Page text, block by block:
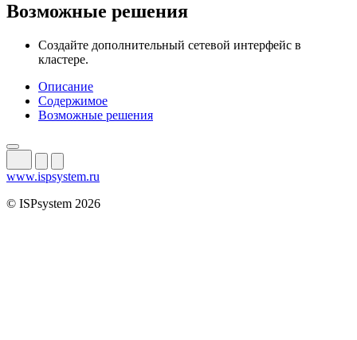
Возможные решения
Создайте дополнительный сетевой интерфейс в
кластере.
Описание
Содержимое
Возможные решения
www.ispsystem.ru
© ISPsystem 2026